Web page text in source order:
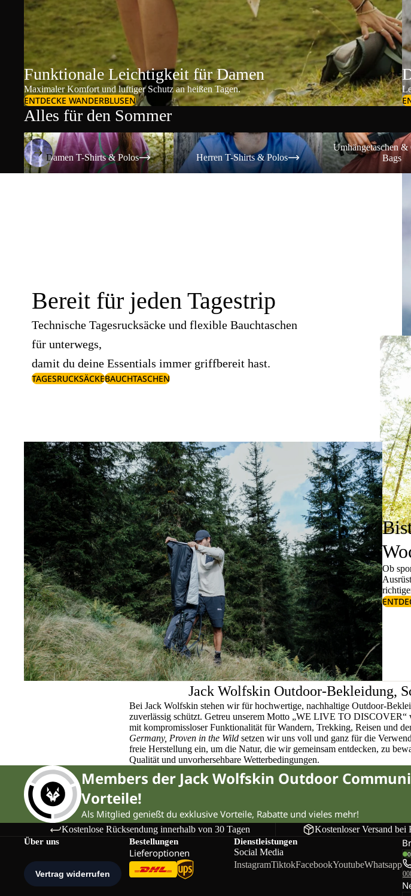
Funktionale Leichtigkeit für Damen
Maximaler Komfort und luftiger Schutz an heißen Tagen.
ENTDECKE WANDERBLUSEN
Alles für den Sommer
Damen T-Shirts & Polos
Damen T-Shirts & Polos
Herren T-Shirts & Polos
Herren T-Shirts & Polos
Umhängetaschen &
Umhängetaschen &
Bags
Bereit für jeden Tagestrip
Technische Tagesrucksäcke und flexible Bauchtaschen
für unterwegs,
damit du deine Essentials immer griffbereit hast.
TAGESRUCKSÄCKEBAUCHTASCHEN
Ob
Jack Wolfskin Outdoor-Bekleidung,
Bei Jack Wolfskin stehen wir für hochwertige, nachhaltige Outdoor-
zuverlässig schützt. Getreu unserem Motto „WE LIVE TO DISCOVER“
mit kompromissloser Funktionalität für Wandern, Trekking, Reisen und
Germany, Proven in the Wild setzen wir uns voll und ganz für die
freie Herstellung ein, um die Natur, die wir gemeinsam entdecken, zu
Qualität und unvorhersehbare Wetterbedingungen.
Members der Jack Wolfskin Outdoor
Vorteile!
Als Mitglied genießt du exklusive Vorteile, Rabatte und vieles mehr!
Kostenlose Rücksendung innerhalb von 30 Tagen Kostenloser Versand bei
Über uns Bestellungen
Lieferoptionen
Dienstleistungen
Social Media
InstagramTiktokFacebookYoutubeWhatsapp